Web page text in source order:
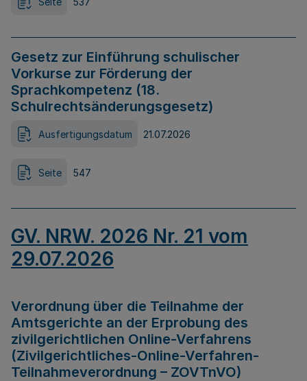
Gesetz zur Einführung schulischer
Vorkurse zur Förderung der
Sprachkompetenz (18.
Schulrechtsänderungsgesetz)
Ausfertigungsdatum 21.07.2026
Seite 547
GV. NRW. 2026 Nr. 21 vom
29.07.2026
Verordnung über die Teilnahme der
Amtsgerichte an der Erprobung des
zivilgerichtlichen Online-Verfahrens
(Zivilgerichtliches-Online-Verfahren-
Teilnahmeverordnung – ZOVTnVO)